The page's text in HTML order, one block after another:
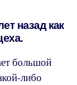
назад как
большой
либо